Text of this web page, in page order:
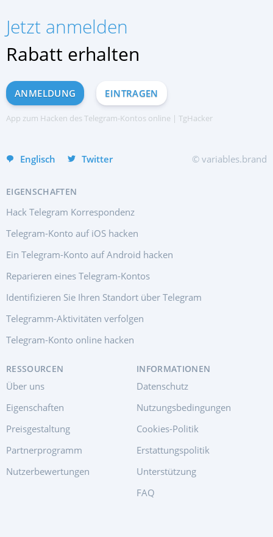
Jetzt anmelden
Rabatt erhalten
ANMELDUNG EINTRAGEN
App zum Hacken des Telegram-Kontos online | TgHacker
Englisch
Français
Türkçe
Portuguese (Brazil)
Italiano
Twitter © variables.brand
EIGENSCHAFTEN
Hack Telegram Korrespondenz
Telegram-Konto auf iOS hacken
Ein Telegram-Konto auf Android hacken
Reparieren eines Telegram-Kontos
Identifizieren Sie Ihren Standort über Telegram
Telegramm-Aktivitäten verfolgen
Telegram-Konto online hacken
RESSOURCEN
Über uns
Eigenschaften
Preisgestaltung
Partnerprogramm
Nutzerbewertungen
INFORMATIONEN
Datenschutz
Nutzungsbedingungen
Cookies-Politik
Erstattungspolitik
Unterstützung
FAQ